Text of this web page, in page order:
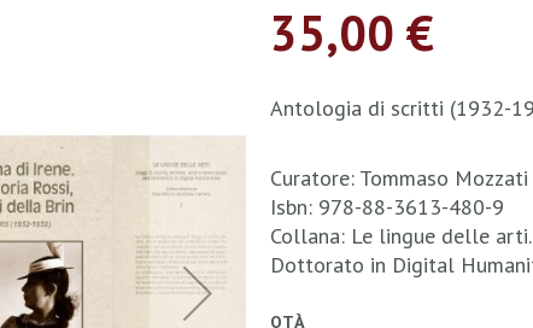
35,00 €
Antologia di scritti (1932-
Curatore: Tommaso Mozzati
Isbn: 978-88-3613-480-9
Collana: Le lingue delle
Dottorato in Digital
QTÀ